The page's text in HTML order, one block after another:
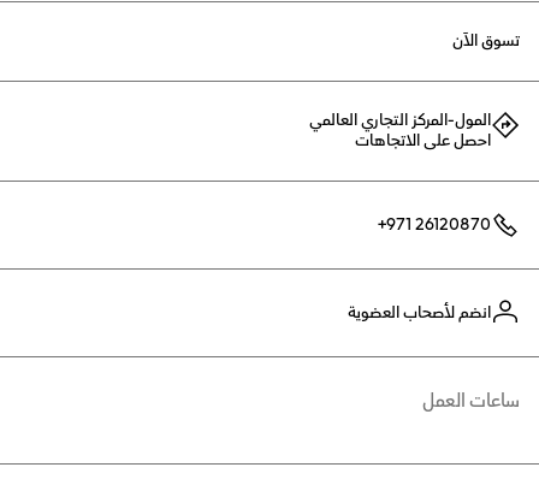
تسوق الآن
المول-المركز التجاري العالمي
احصل على الاتجاهات
+971 26120870
انضم لأصحاب العضوية
ساعات العمل